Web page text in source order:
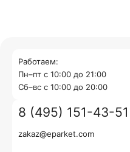
Работаем:
Пн–пт с 10:00 до 21:00
Cб–вс с 10:00 до 20:00
8 (495) 151-43-51
zakaz@eparket.com